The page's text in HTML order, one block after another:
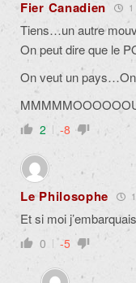
Fier Canadien
Tiens…un autre
On peut dire que le
On veut un
2 -8
Le Philosophe
Et si moi
0 -5